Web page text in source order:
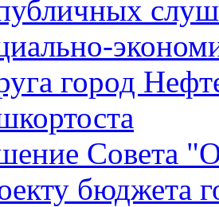
город
Совета
бюджета